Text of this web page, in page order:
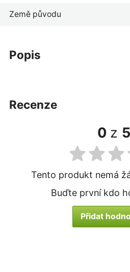
popis
Země původu
recenze
0 z 5
Tento produkt nemá
Buďte první kdo
Přidat